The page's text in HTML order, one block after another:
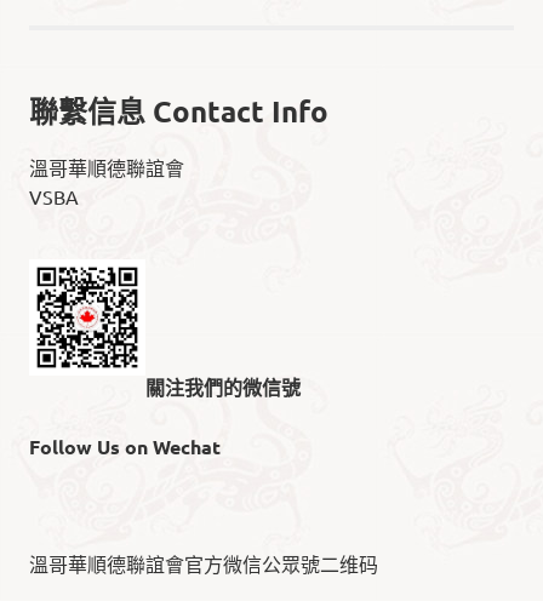
現
順
·
智
區
聯繫信息 Contact Info
溫哥華順德聯誼會
VSBA
關注我們的微信號
Follow Us on Wechat
溫哥華順德聯誼會官方微信公眾號二维码